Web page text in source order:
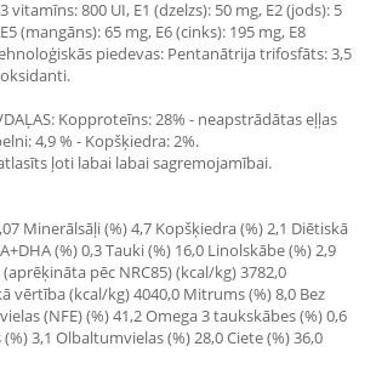
vitamīns: 800 UI, E1 (dzelzs): 50 mg, E2 (jods): 5
(mangāns): 65 mg, E6 (cinks): 195 mg, E8
piedevas: Pentanātrija trifosfāts: 3,5
Kopproteīns: 28% - neapstrādātas eļļas
4,9 % - Kopšķiedra: 2%.
ļoti labai labai sagremojamībai.
Minerālsāļi (%) 4,7 Kopšķiedra (%) 2,1 Diētiskā
(%) 0,3 Tauki (%) 16,0 Linolskābe (%) 2,9
pēc NRC85) (kcal/kg) 3782,0
vērtība (kcal/kg) 4040,0 Mitrums (%) 8,0 Bez
(NFE) (%) 41,2 Omega 3 taukskābes (%) 0,6
3,1 Olbaltumvielas (%) 28,0 Ciete (%) 36,0